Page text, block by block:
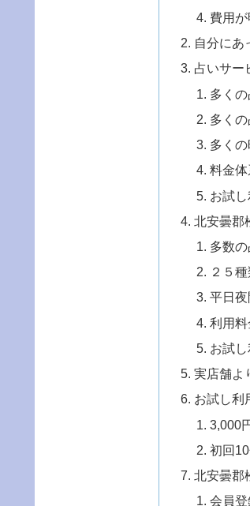
費用
自分にあ
占いサー
多く
多く
多く
料金体
お試
北安曇郡
多数
２５
平日
利用
お試
実店舗よ
お試し利
3,000
初回
北安曇郡
会員登